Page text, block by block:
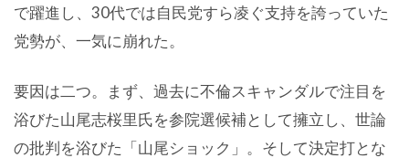
で躍進し、30代では自民党すら凌ぐ支持を誇っていた
党勢が、一気に崩れた。
要因は二つ。まず、過去に不倫スキャンダルで注目を
浴びた山尾志桜里氏を参院選候補として擁立し、世論
の批判を浴びた「山尾ショック」。そして決定打とな